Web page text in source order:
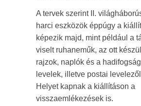
A tervek szerint II.
harci eszközök éppúgy a
képezik majd, mint például a
viselt ruhaneműk, az ott
rajzok, naplók és a
levelek, illetve postai
Helyet kapnak a kiállításon a
visszaemlékezések is.